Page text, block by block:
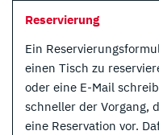
Reservierung
Ein
einen Tisch zu
oder eine E-Mail
schneller der Vorgang,
eine Reservation vor.